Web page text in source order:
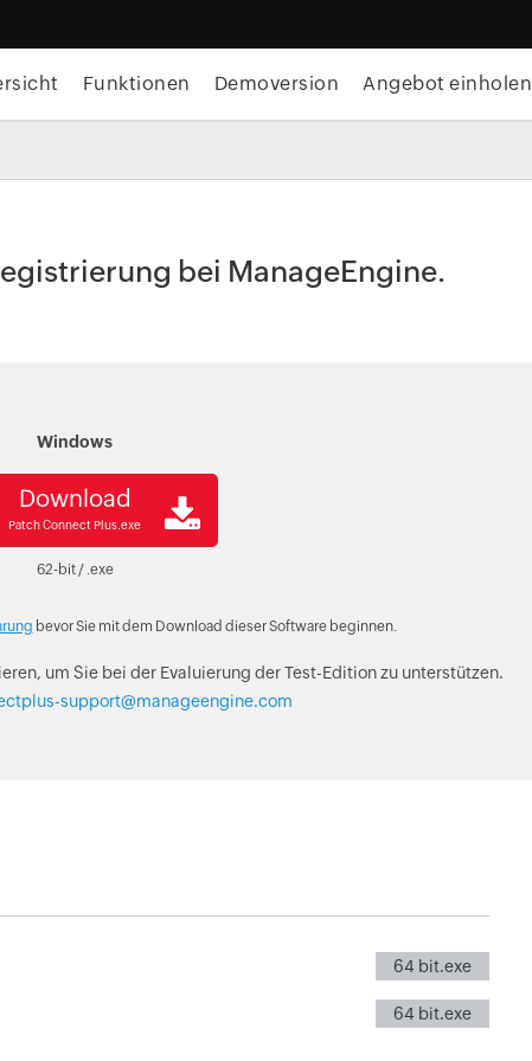
Funktionen Demoversion Angebot einholen
bei ManageEngine.
Windows
Download
Patch Connect Plus.exe
62-bit / .exe
bevor Sie mit dem Download dieser Software beginnen.
um Sie bei der Evaluierung der Test-Edition zu unterstützen.
support@manageengine.com
64 bit.exe
64 bit.exe